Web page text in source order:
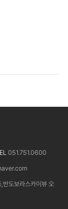
051.751.0600
도보라스카이뷰 오